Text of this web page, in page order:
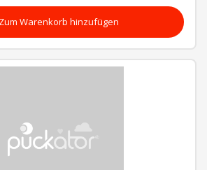
Zum Warenkorb hinzufügen